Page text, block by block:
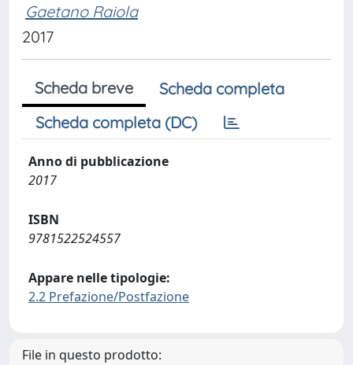
Gaetano Raiola
2017
Scheda breve
Scheda completa
Scheda completa (DC)
Anno di pubblicazione
2017
ISBN
9781522524557
Appare nelle tipologie:
2.2 Prefazione/Postfazione
File in questo prodotto: